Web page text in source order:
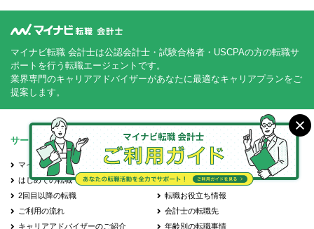
マイナビ転職 会計士は公認会計士・試験合格者・USCPAの方の転職サ
ポートを行う転職エージェントです。
業界専門のキャリアアドバイザーがあなたに最適なキャリアプランをご
提案します。
サービス紹介
マイナビ転職 会計士とは？
はじめての転職
2回目以降の転職
ご利用の流れ
キャリアアドバイザーのご紹介
転職お役立ち情報
転職成功事例
会計士の転職Q&A
転職お役立ち情報
会計士の転職先
年齢別の転職事情